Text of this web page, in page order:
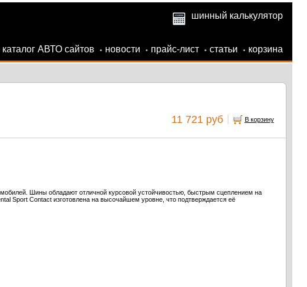
шинный калькулятор
каталог АВТО сайтов • новости • прайс-лист • статьи • корзина
11 721 руб В корзину
Шины обладают отличной курсовой устойчивостью, быстрым сцеплением на
Sport Contact изготовлена на высочайшем уровне, что подтверждается её